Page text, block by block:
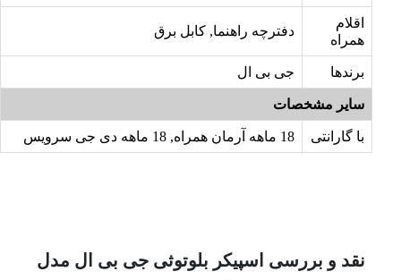
اقلام
همراه
دفترچه راهنما, کابل برق
برندها جی بی ال
سایر مشخصات
با گارانتی
نقد و بررسی اسپیکر بلوتوثی جی بی ال مدل